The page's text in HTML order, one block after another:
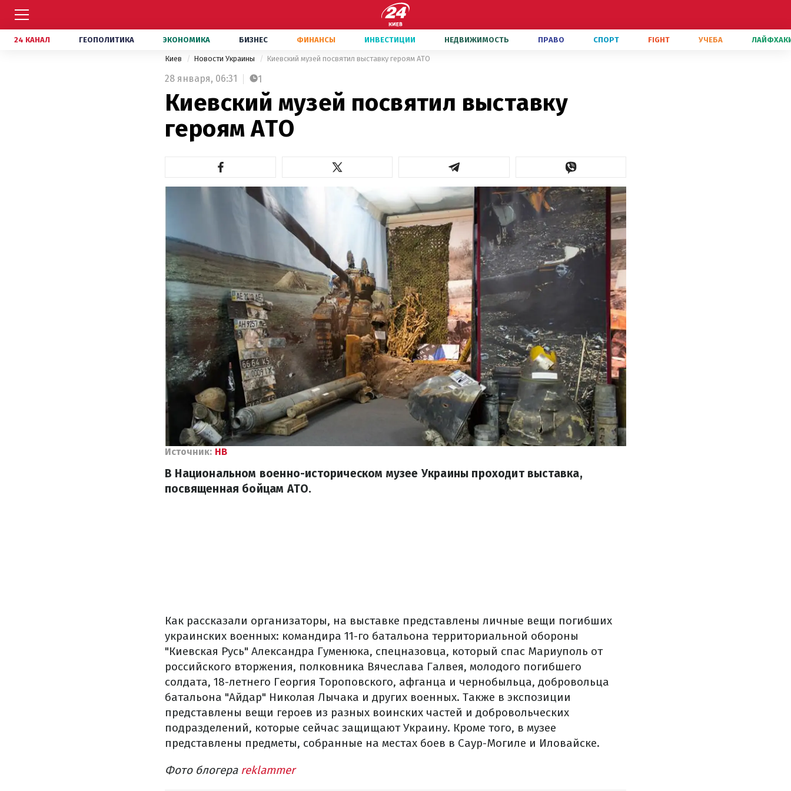
24 КАНАЛ ГЕОПОЛИТИКА ЭКОНОМИКА БИЗНЕС ФИНАНСЫ ИНВЕСТИЦИИ НЕДВИЖИМОСТЬ ПРАВО СПОРТ FIGHT УЧЕБА
Киев Новости Украины Киевский музей посвятил выставку героям АТО
28 января, 06:31 1
Киевский музей посвятил выставку
героям АТО
Источник: НВ
В Национальном военно-историческом музее Украины проходит выставка,
посвященная бойцам АТО.
Как рассказали организаторы, на выставке представлены личные вещи погибших
украинских военных: командира 11-го батальона территориальной обороны
"Киевская Русь" Александра Гуменюка, спецназовца, который спас Мариуполь от
российского вторжения, полковника Вячеслава Галвея, молодого погибшего
солдата, 18-летнего Георгия Тороповского, афганца и чернобыльца, добровольца
батальона "Айдар" Николая Лычака и других военных. Также в экспозиции
представлены вещи героев из разных воинских частей и добровольческих
подразделений, которые сейчас защищают Украину. Кроме того, в музее
представлены предметы, собранные на местах боев в Саур-Могиле и Иловайске.
Фото блогера reklammer